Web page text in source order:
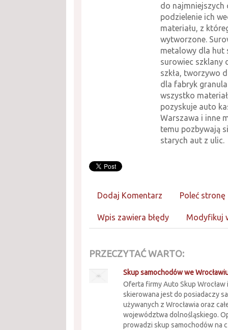
do najmniejszych
podzielenie ich
materiału, z
wytworzone.
metalowy dla hut
surowiec szklany
szkła, tworzywo
dla fabryk
wszystko
pozyskuje auto
Warszawa i inne
temu pozbywają
starych aut z ulic.
Dodaj Komentarz Poleć stronę
Wpis zawiera błędy Modyfikuj
PRZECZYTAĆ WARTO:
Skup samochodów we
Oferta firmy Auto Skup Wrocław
skierowana jest do posiadaczy
używanych z Wrocławia oraz
województwa dolnośląskiego.
prowadzi skup samochodów na